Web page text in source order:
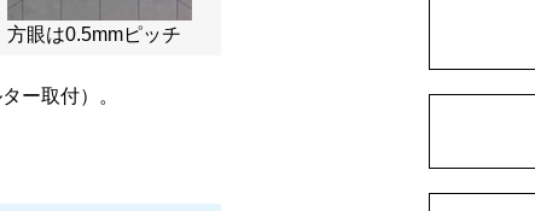
方眼は0.5mmピッチ
ー取付）。